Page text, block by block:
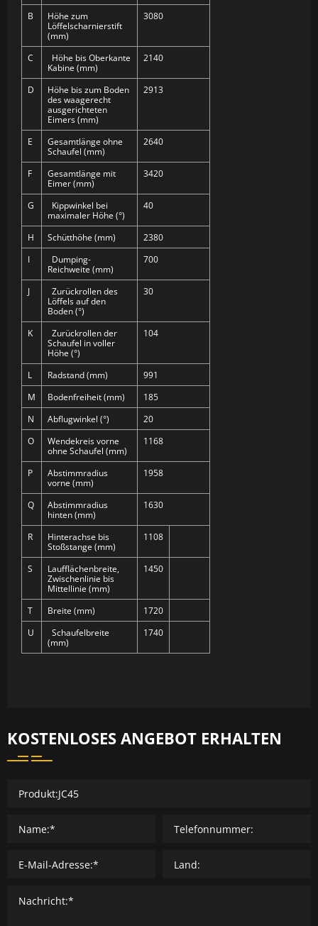
B
Höhe zum
Löffelscharnierstift
(mm)
3080
C
Höhe bis Oberkante
Kabine (mm)
2140
D
Höhe bis zum Boden
des waagerecht
ausgerichteten
Eimers (mm)
2913
E
Gesamtlänge ohne
Schaufel (mm)
2640
F
Gesamtlänge mit
Eimer (mm)
3420
G
Kippwinkel bei
maximaler Höhe (°)
40
H Schütthöhe (mm)
2380
I
Dumping-
Reichweite (mm)
700
J
Zurückrollen des
Löffels auf den
Boden (°)
30
K
Zurückrollen der
Schaufel in voller
Höhe (°)
104
L Radstand (mm)
991
M
Bodenfreiheit (mm)
185
N
Abflugwinkel (°)
20
O
Wendekreis vorne
ohne Schaufel (mm)
1168
P
Abstimmradius
vorne (mm)
1958
Q
Abstimmradius
hinten (mm)
1630
R
Hinterachse bis
Stoßstange (mm)
1108
S
Laufflächenbreite,
Zwischenlinie bis
Mittellinie (mm)
1450
T Breite (mm)
1720
U
Schaufelbreite
(mm)
1740
KOSTENLOSES ANGEBOT ERHALTEN